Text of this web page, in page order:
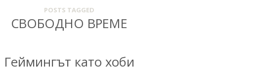
POSTS TAGGED
СВОБОДНО ВРЕМЕ
Геймингът като хоби